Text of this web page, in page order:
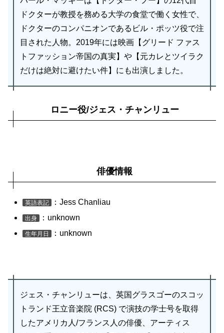
ドクターが教授を務める大学の食堂で働く女性で、
ドクターのコンパニオンであるビル・ポッツ役で注
目された人物。2019年には映画【グリード ファス
トファッション帝国の真実】や【元カレとツイラク
だけは絶対に避けたい件】にも出演しました。
ロニー役/ジェス・チャンリュー
俳優情報
英語表記 ：Jess Chanliau
出身 ：unknown
生年月日 ：unknown
ジェス・チャンリューは、英国グラスゴーのスコッ
トランド王立音楽院 (RCS) で演技の学士号を取得
したアメリカ人/フランス人の俳優、アーティス